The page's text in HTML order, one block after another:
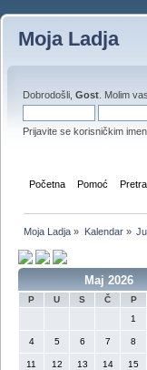
Moja Ladja
Dobrodošli, Gost . Molim vas
Prijavite se korisničkim
Početna Pomoć
Moja Ladja » Kalendar»
Maj 2026
P U S Č P
1
4 5 6 7 8
11 12 13 14 15